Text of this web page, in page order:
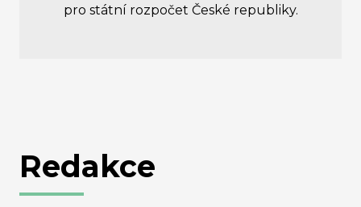
pro státní rozpočet České republiky.
Redakce